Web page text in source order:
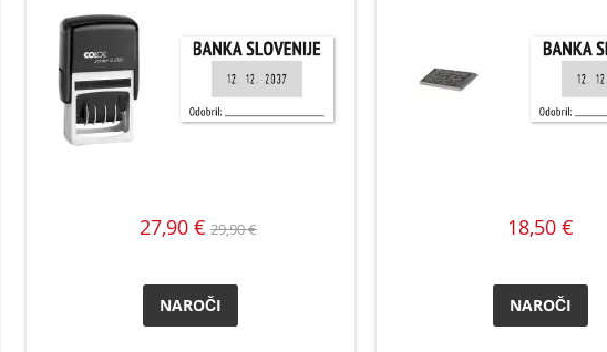
27,90 € 29,90 €
NAROČI
18,50 €
NAROČI